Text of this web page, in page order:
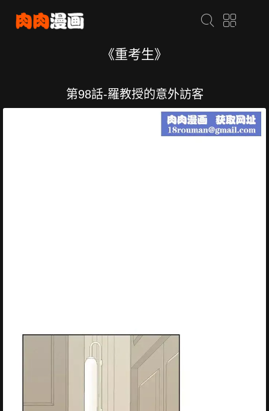
《重考生》
第98話-羅教授的意外訪客